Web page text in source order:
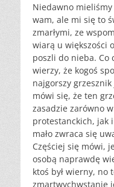
Niedawno
wam, ale mi się to
zmarłymi, ze
wiarą u większości
poszli do nieba. Co
wierzy, że kogoś
najgorszy
mówi się, że ten
zasadzie zarówno
protestanckich, jak
mało zwraca się
Częściej się mówi,
osobą naprawdę
ktoś był wierny, no
zmartwychwstanie